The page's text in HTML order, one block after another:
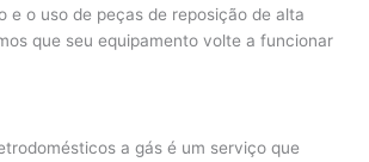
e o uso de peças de reposição de alta
que seu equipamento volte a funcionar
a gás é um serviço que